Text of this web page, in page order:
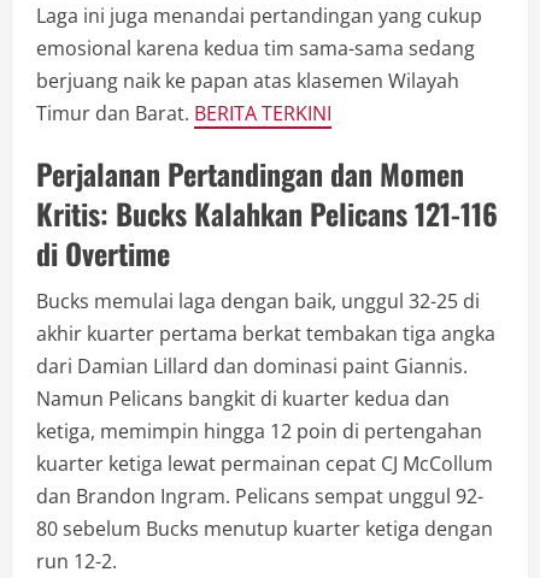
Laga ini juga menandai pertandingan yang cukup
emosional karena kedua tim sama-sama sedang
berjuang naik ke papan atas klasemen Wilayah
Timur dan Barat. BERITA TERKINI
Perjalanan Pertandingan dan Momen
Kritis: Bucks Kalahkan Pelicans 121-116
di Overtime
Bucks memulai laga dengan baik, unggul 32-25 di
akhir kuarter pertama berkat tembakan tiga angka
dari Damian Lillard dan dominasi paint Giannis.
Namun Pelicans bangkit di kuarter kedua dan
ketiga, memimpin hingga 12 poin di pertengahan
kuarter ketiga lewat permainan cepat CJ McCollum
dan Brandon Ingram. Pelicans sempat unggul 92-
80 sebelum Bucks menutup kuarter ketiga dengan
run 12-2.